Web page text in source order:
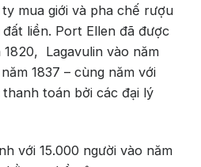
mua giới và pha chế rượu
liền. Port Ellen đã được
1820, Lagavulin vào năm
1837 – cùng năm với
toán bởi các đại lý
với 15.000 người vào năm